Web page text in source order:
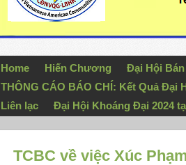
Home Hiến Chương
Đại Hội Bán
THÔNG CÁO BÁO CHÍ: Kết Quả Đại
Liên lạc
Đại Hội Khoáng Đại 2024
TCBC về việc Xúc